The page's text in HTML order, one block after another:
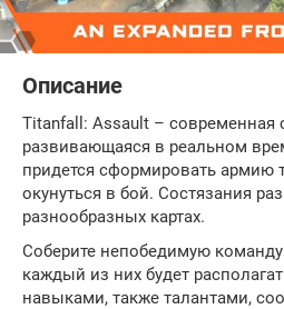
Описание
Titanfall: Assault – современная
развивающаяся в реальном
придется сформировать армию
окунуться в бой. Состязания
разнообразных картах.
Соберите непобедимую
каждый из них будет
навыками, также талантами,